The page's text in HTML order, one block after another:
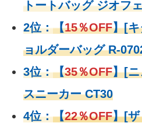
トートバッグ ジオフ
2位：【15％OFF】[キ
ョルダーバッグ R-
3位：【35％OFF】[ニ
スニーカー CT30
4位：【22％OFF】[ザ